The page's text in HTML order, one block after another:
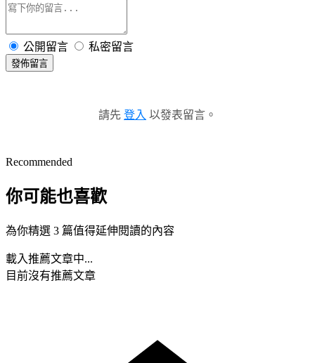
公開留言 私密留言
發佈留言
請先 登入 以發表留言。
Recommended
你可能也喜歡
為你精選 3 篇值得延伸閱讀的內容
載入推薦文章中...
目前沒有推薦文章